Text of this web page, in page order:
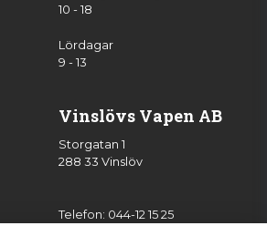
10 - 18
Lördagar
9 - 13
Vinslövs Vapen AB
Storgatan 1
288 33 Vinslöv
Telefon: 044-12 15 25